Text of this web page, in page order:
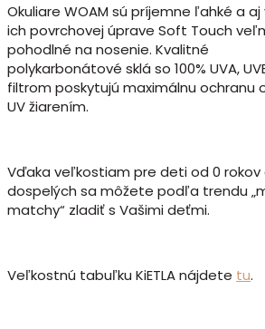
Okuliare WOAM sú príjemne ľahké a
ich povrchovej úprave Soft Touch
pohodlné na nosenie. Kvalitné
polykarbonátové sklá so 100% UVA,
filtrom poskytujú maximálnu ochranu
UV žiarením.
Vďaka veľkostiam pre deti od 0 rokov
dospelých sa môžete podľa trendu
matchy“ zladiť s Vašimi deťmi.
Veľkostnú tabuľku KiETLA nájdete tu.